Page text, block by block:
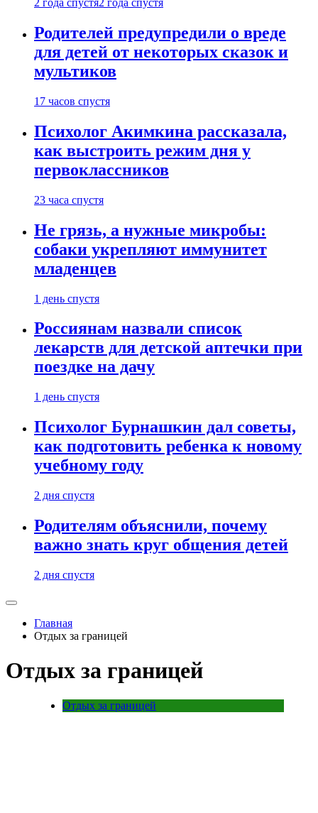
2 года спустя2 года спустя
Родителей предупредили о вреде
для детей от некоторых сказок и
мультиков
17 часов спустя
Психолог Акимкина рассказала,
как выстроить режим дня у
первоклассников
23 часа спустя
Не грязь, а нужные микробы:
собаки укрепляют иммунитет
младенцев
1 день спустя
Россиянам назвали список
лекарств для детской аптечки при
поездке на дачу
1 день спустя
Психолог Бурнашкин дал советы,
как подготовить ребенка к новому
учебному году
2 дня спустя
Родителям объяснили, почему
важно знать круг общения детей
2 дня спустя
Главная
Отдых за границей
Отдых за границей
Отдых за границей